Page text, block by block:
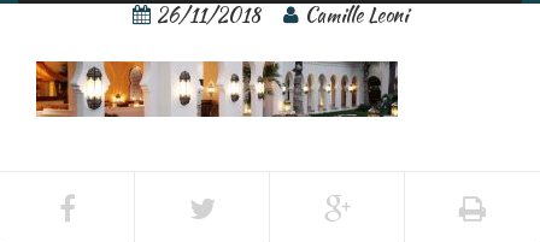
26/11/2018 Camille Leoni